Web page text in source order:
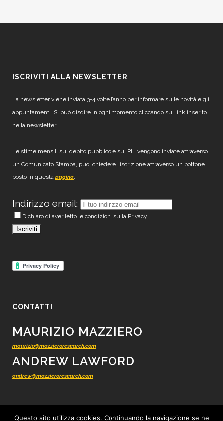
ISCRIVITI ALLA NEWSLETTER
La newsletter viene inviata 3-4 volte l’anno per informare sulle novità e gli
appuntamenti. Si può disdire in ogni momento cliccando sul link inserito
nella newsletter.
Le stime mensili sul debito pubblico e sul PIL vengono inviate attraverso
un Comunicato Stampa, puoi chiedere l’iscrizione attraverso un bottone
posto in questa pagina.
Indirizzo email:
Dichiaro di aver letto le condizioni sulla Privacy
CONTATTI
MAURIZIO MAZZIERO
maurizio@mazzieroresearch.com
ANDREW LAWFORD
andrew@mazzieroresearch.com
Questo sito utilizza cookies. Continuando la navigazione se ne